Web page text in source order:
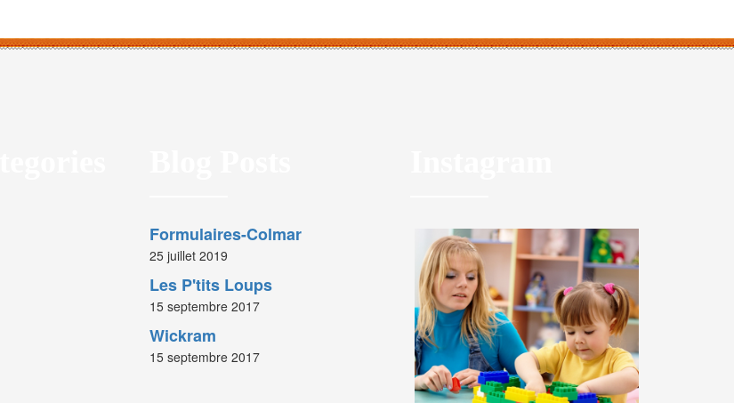
Formulaires-Colmar
25 juillet 2019
Les P'tits Loups
15 septembre 2017
Wickram
15 septembre 2017